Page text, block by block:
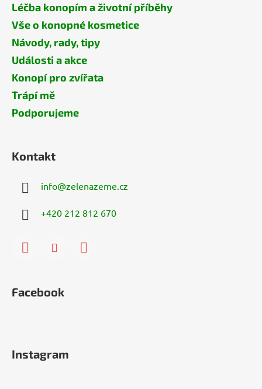
Léčba konopím a životní příběhy
Vše o konopné kosmetice
Návody, rady, tipy
Události a akce
Konopí pro zvířata
Trápí mě
Podporujeme
Kontakt
info@zelenazeme.cz
+420 212 812 670
Facebook
Instagram